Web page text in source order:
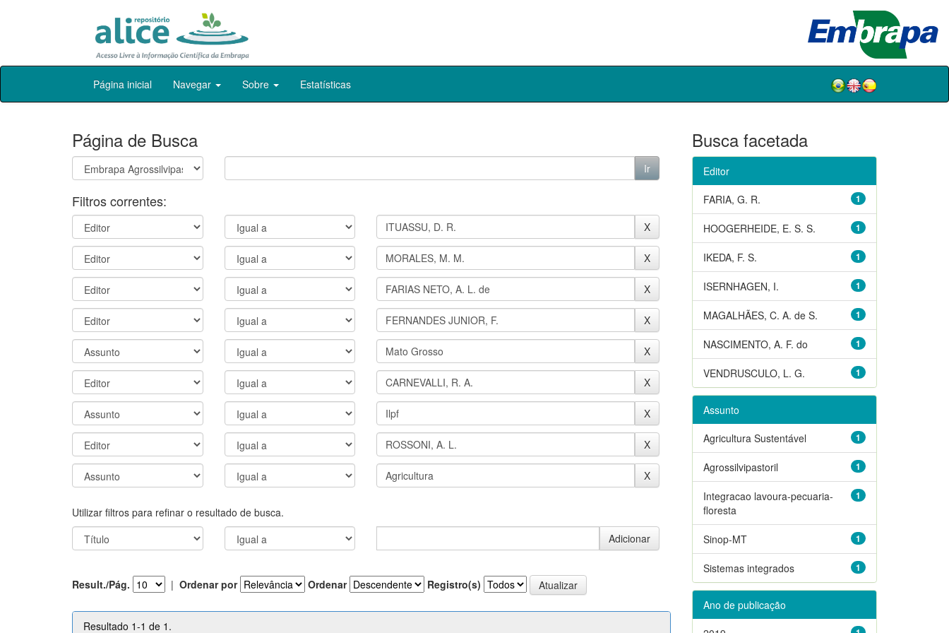
Skip
Página inicial Navegar Sobre Estatísticas
Página de Busca
Filtros correntes:
Utilizar filtros para refinar o resultado de busca.
Result./Pág. | Ordenar por Ordenar Registro(s)
Resultado 1-1 de 1.
Busca facetada
Editor
1
FARIA, G. R.
1
HOOGERHEIDE, E. S. S.
1
IKEDA, F. S.
1
ISERNHAGEN, I.
1
MAGALHÃES, C. A. de S.
1
NASCIMENTO, A. F. do
1
VENDRUSCULO, L. G.
Assunto
1
Agricultura Sustentável
1
Agrossilvipastoril
1
Integracao lavoura-pecuaria-
floresta
1
Sinop-MT
1
Sistemas integrados
Ano de publicação